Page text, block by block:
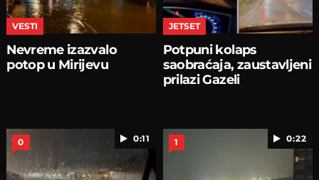
VESTI
Nevreme izazvalo
potop u Mirijevu
JETSET
Potpuni kolaps
saobraćaja, zaustavljeni
prilazi Gazeli
0:11
0 0:22
1